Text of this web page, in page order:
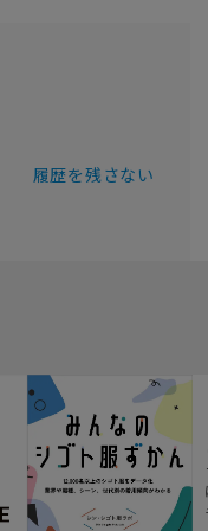
履歴を残さない